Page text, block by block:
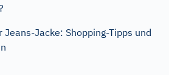
Jacke: Shopping-Tipps und